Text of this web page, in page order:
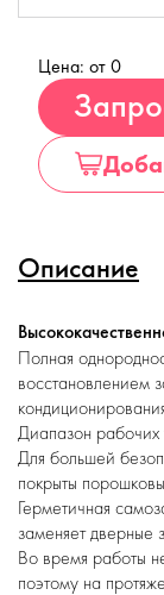
Цена: от 0
Описание
Полная
восстановлением
Диапазон рабочих
Для большей
покрыты
Герметичная
заменяет дверные
Во время работы
поэтому на